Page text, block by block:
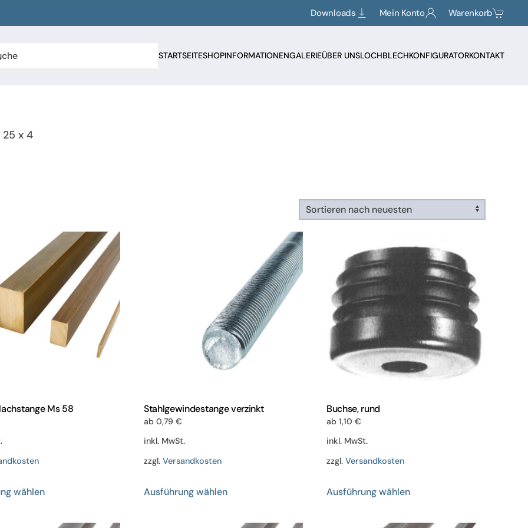
Downloads Mein Konto Warenkorb
STARTSEITESHOPINFORMATIONENGALERIEÜBER UNSLOCHBLECHKONFIGURATORKONTAKT
x 4
Ms 58
wählenProdukt
mehrere
Stahlgewindestange verzinkt
ab 0,79 €
inkl. MwSt.
zzgl. Versandkosten
Ausführung wählenProdukt
mehrere
Buchse, rund
ab 1,10 €
inkl. MwSt.
zzgl. Versandkosten
Ausführung wählenProdukt
mehrere